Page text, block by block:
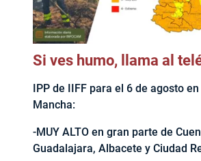
Si ves humo, llama al
IPP de IIFF para el 6 de agosto
Mancha:
-MUY ALTO en gran parte de
Guadalajara, Albacete y Ciudad